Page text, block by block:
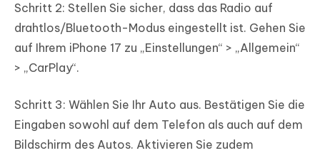
Schritt 2: Stellen Sie sicher, dass das Radio auf
drahtlos/Bluetooth-Modus eingestellt ist. Gehen Sie
auf Ihrem iPhone 17 zu „Einstellungen“ > „Allgemein“
> „CarPlay“.
Schritt 3: Wählen Sie Ihr Auto aus. Bestätigen Sie die
Eingaben sowohl auf dem Telefon als auch auf dem
Bildschirm des Autos. Aktivieren Sie zudem